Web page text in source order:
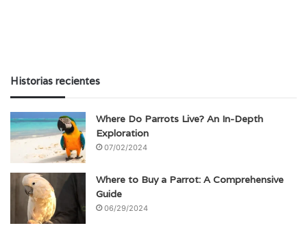
Historias recientes
Where Do Parrots Live? An In-Depth
Exploration
07/02/2024
Where to Buy a Parrot: A Comprehensive
Guide
06/29/2024